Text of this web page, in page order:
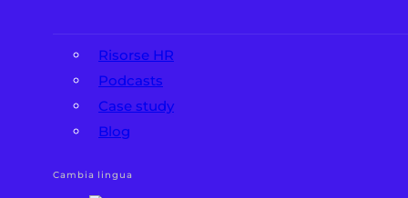
Risorse HR
Podcasts
Case study
Blog
Cambia lingua